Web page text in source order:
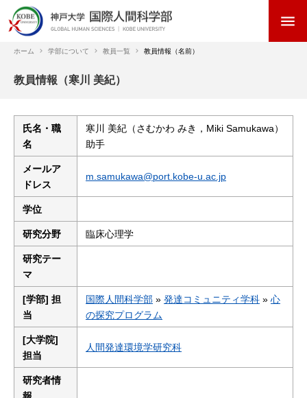
イ
menu
パ
ず
ホーム 学部について 教員一覧 教員情報（名前）
教員情報（寒川 美紀）
氏名・職
名
寒川 美紀（さむかわ みき，Miki Samukawa）
助手
メールア
ドレス
m.samukawa@port.kobe-u.ac.jp
学位
研究分野 臨床心理学
研究テー
マ
[学部] 担
当
国際人間科学部 » 発達コミュニティ学科 » 心
の探究プログラム
[大学院]
担当
人間発達環境学研究科
研究者情